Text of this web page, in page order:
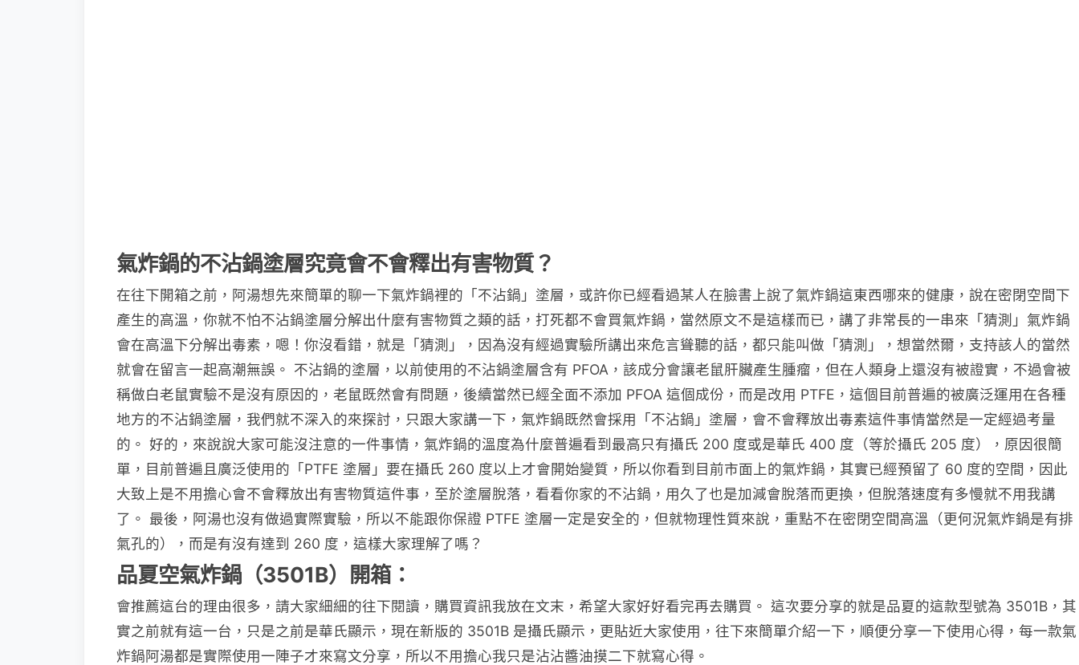
氣炸鍋的不沾鍋塗層究竟會不會釋出有害物質？
在往下開箱之前，阿湯想先來簡單的聊一下氣炸鍋裡的「不沾鍋」塗層，或許你已經看過某人在臉書上說了氣炸鍋這東西哪來的健康，說在密閉空間下
產生的高溫，你就不怕不沾鍋塗層分解出什麼有害物質之類的話，打死都不會買氣炸鍋，當然原文不是這樣而已，講了非常長的一串來「猜測」氣炸鍋
會在高溫下分解出毒素，嗯！你沒看錯，就是「猜測」，因為沒有經過實驗所講出來危言聳聽的話，都只能叫做「猜測」，想當然爾，支持該人的當然
就會在留言一起高潮無誤。 不沾鍋的塗層，以前使用的不沾鍋塗層含有 PFOA，該成分會讓老鼠肝臟產生腫瘤，但在人類身上還沒有被證實，不過會被
稱做白老鼠實驗不是沒有原因的，老鼠既然會有問題，後續當然已經全面不添加 PFOA 這個成份，而是改用 PTFE，這個目前普遍的被廣泛運用在各種
地方的不沾鍋塗層，我們就不深入的來探討，只跟大家講一下，氣炸鍋既然會採用「不沾鍋」塗層，會不會釋放出毒素這件事情當然是一定經過考量
的。 好的，來說說大家可能沒注意的一件事情，氣炸鍋的溫度為什麼普遍看到最高只有攝氏 200 度或是華氏 400 度（等於攝氏 205 度），原因很簡
單，目前普遍且廣泛使用的「PTFE 塗層」要在攝氏 260 度以上才會開始變質，所以你看到目前市面上的氣炸鍋，其實已經預留了 60 度的空間，因此
大致上是不用擔心會不會釋放出有害物質這件事，至於塗層脫落，看看你家的不沾鍋，用久了也是加減會脫落而更換，但脫落速度有多慢就不用我講
了。 最後，阿湯也沒有做過實際實驗，所以不能跟你保證 PTFE 塗層一定是安全的，但就物理性質來說，重點不在密閉空間高溫（更何況氣炸鍋是有排
氣孔的），而是有沒有達到 260 度，這樣大家理解了嗎？
品夏空氣炸鍋（3501B）開箱：
會推薦這台的理由很多，請大家細細的往下閱讀，購買資訊我放在文末，希望大家好好看完再去購買。 這次要分享的就是品夏的這款型號為 3501B，其
實之前就有這一台，只是之前是華氏顯示，現在新版的 3501B 是攝氏顯示，更貼近大家使用，往下來簡單介紹一下，順便分享一下使用心得，每一款氣
炸鍋阿湯都是實際使用一陣子才來寫文分享，所以不用擔心我只是沾沾醬油摸二下就寫心得。